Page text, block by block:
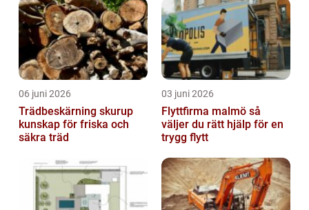
06 juni 2026
Trädbeskärning skurup
kunskap för friska och
säkra träd
03 juni 2026
Flyttfirma malmö så
väljer du rätt hjälp för en
trygg flytt